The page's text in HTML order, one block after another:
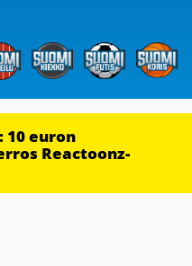
10 euron
Reactoonz-